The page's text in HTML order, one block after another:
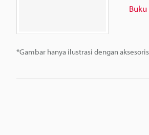
*Gambar hanya ilustrasi dengan